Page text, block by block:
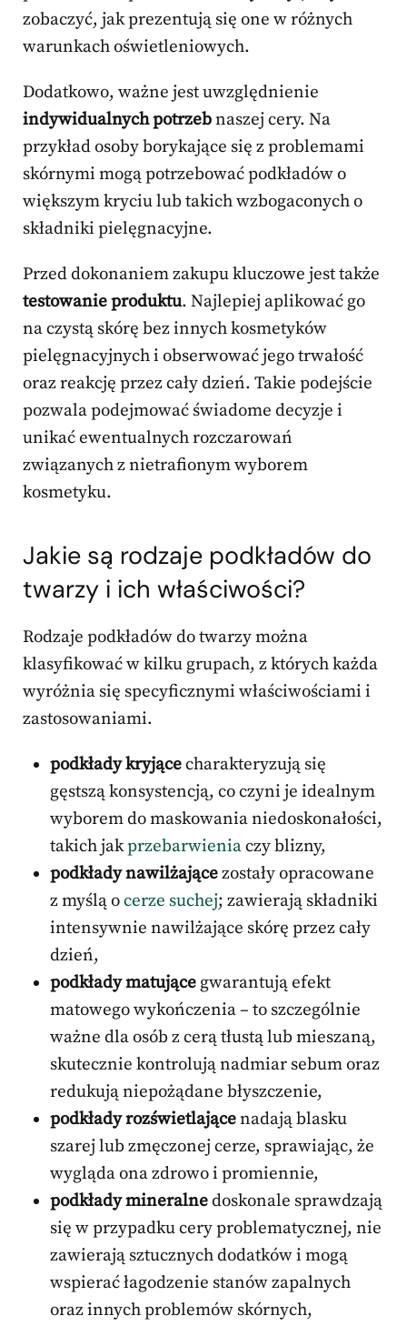
zobaczyć, jak prezentują się one w różnych
warunkach oświetleniowych.
Dodatkowo, ważne jest uwzględnienie
indywidualnych potrzebnaszej cery. Na
przykład osoby borykające się z problemami
skórnymi mogą potrzebować podkładów o
większym kryciu lub takich wzbogaconych o
składniki pielęgnacyjne.
Przed dokonaniem zakupu kluczowe jest także
testowanie produktu. Najlepiej aplikować go
na czystą skórę bez innych kosmetyków
pielęgnacyjnych i obserwować jego trwałość
oraz reakcję przez cały dzień. Takie podejście
pozwala podejmować świadome decyzje i
unikać ewentualnych rozczarowań
związanych z nietrafionym wyborem
kosmetyku.
Jakie są rodzaje podkładów do
twarzy i ich właściwości?
Rodzaje podkładów do twarzy można
klasyfikować w kilku grupach, z których każda
wyróżnia się specyficznymi właściwościami i
zastosowaniami.
podkłady kryjącecharakteryzują się
gęstszą konsystencją, co czyni je idealnym
wyborem do maskowania niedoskonałości,
takich jakprzebarwieniaczy blizny,
podkłady nawilżającezostały opracowane
z myślą ocerze suchej; zawierają składniki
intensywnie nawilżające skórę przez cały
dzień,
podkłady matujące gwarantują efekt
matowego wykończenia – to szczególnie
ważne dla osób z cerą tłustą lub mieszaną,
skutecznie kontrolują nadmiar sebum oraz
redukują niepożądane błyszczenie,
podkłady rozświetlającenadają blasku
szarej lub zmęczonej cerze, sprawiając, że
wygląda ona zdrowo i promiennie,
podkłady mineralnedoskonale sprawdzają
się w przypadku cery problematycznej, nie
zawierają sztucznych dodatków i mogą
wspierać łagodzenie stanów zapalnych
oraz innych problemów skórnych,